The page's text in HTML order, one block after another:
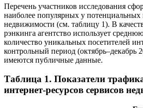
Перечень участников исследования
наиболее популярных у потенциальных
недвижимости (см. таблицу 1). В
рэнкинга агентство использует
количество уникальных посетителей
контрольный период (октябрь–декабрь
имеются публичные данные.
Таблица 1. Показатели
интернет-ресурсов сервисов